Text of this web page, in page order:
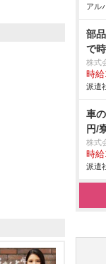
アル
部
で
株式
時給
派遣
車
円/
株式
時給
派遣